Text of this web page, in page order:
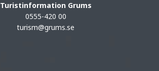
Turistinformation Grums
0555-420 00
turism@grums.se